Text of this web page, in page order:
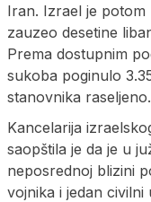
Iran. Izrael je
zauzeo desetine
Prema dostupnim
sukoba poginulo
stanovnika raseljeno.
Kancelarija
saopštila je da je u
neposrednoj blizini
vojnika i jedan